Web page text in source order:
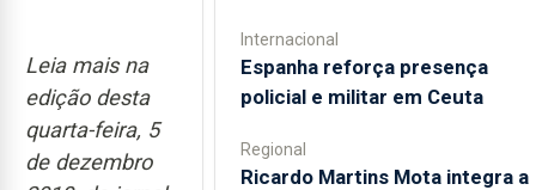
Leia mais na
edição desta
quarta-feira, 5
de dezembro
Internacional
Espanha reforça presença
policial e militar em Ceuta
Regional
Ricardo Martins Mota integra a